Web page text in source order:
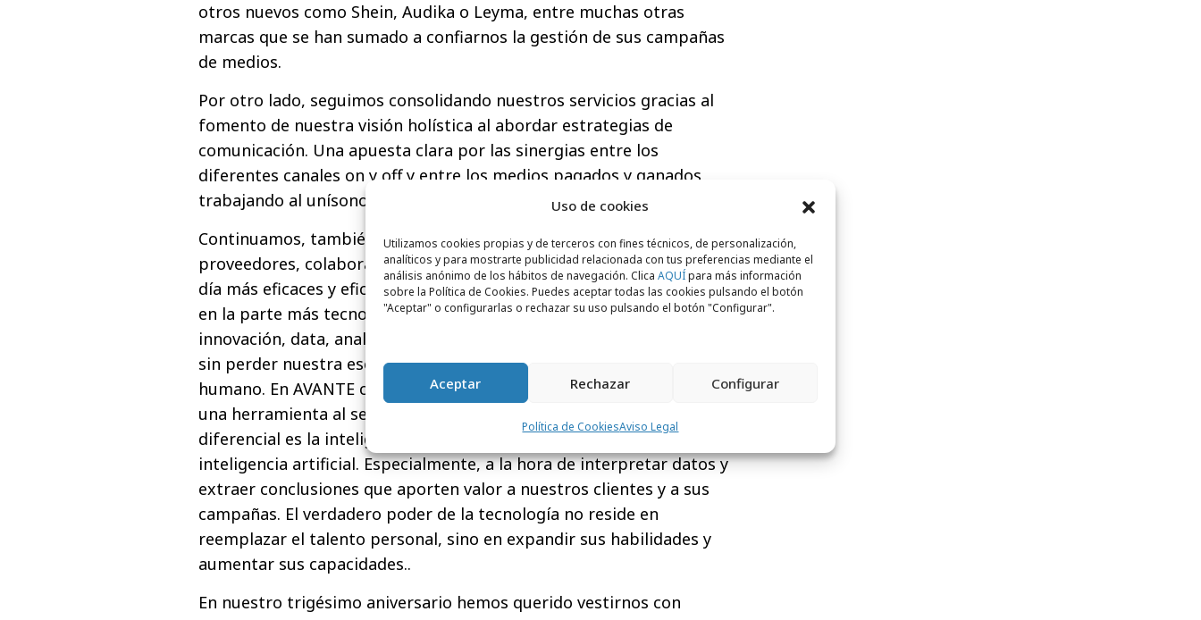
Uso de cookies
Utilizamos cookies propias y de terceros con fines técnicos, de personalización,
analíticos y para mostrarte publicidad relacionada con tus preferencias mediante el
análisis anónimo de los hábitos de navegación. Clica AQUÍpara más información
sobre la Política de Cookies. Puedes aceptar todas las cookies pulsando el botón
"Aceptar" o configurarlas o rechazar su uso pulsando el botón "Configurar".
Aceptar Rechazar Configurar
Política de CookiesAviso Legal
otros nuevos como Shein, Audika o Leyma, entre muchas otras
marcas que se han sumado a confiarnos la gestión de sus campañas
de medios.
Por otro lado, seguimos consolidando nuestros servicios gracias al
fomento de nuestra visión holística al abordar estrategias de
comunicación. Una apuesta clara por las sinergias entre los
diferentes canales on y off y entre los medios pagados y ganados,
trabajando al unísono para conseguir los mejores resultados.
Continuamos, también, incorporando nuevos medios, partners,
proveedores, colaboradores y tecnología que nos ayuden a ser cada
día más eficaces y eficientes en nuestras pro- puestas. Precisamente,
en la parte más tecnológica, es necesario seguir sumando en
innovación, data, analítica, medición, inteligencia artificial, etc..., pero
sin perder nuestra esencia y el enfoque basado en el talento
humano. En AVANTE creemos que estas ciencias aplicadas deben ser
una herramienta al servicio de nuestro trabajo, porque lo realmente
diferencial es la inteligencia humana que hay detrás de toda esta
inteligencia artificial. Especialmente, a la hora de interpretar datos y
extraer conclusiones que aporten valor a nuestros clientes y a sus
campañas. El verdadero poder de la tecnología no reside en
reemplazar el talento personal, sino en expandir sus habilidades y
aumentar sus capacidades..
En nuestro trigésimo aniversario hemos querido vestirnos con